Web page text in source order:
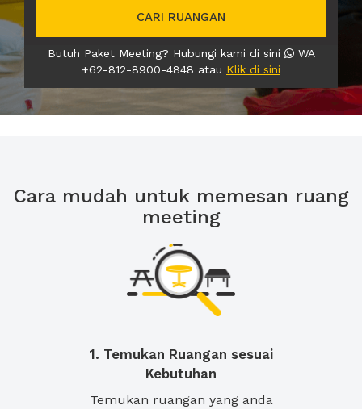
CARI RUANGAN
Butuh Paket Meeting? Hubungi kami di sini
WA
+62-812-8900-4848 atau Klik di sini
Cara mudah untuk memesan ruang
meeting
1. Temukan Ruangan sesuai
Kebutuhan
Temukan ruangan yang anda